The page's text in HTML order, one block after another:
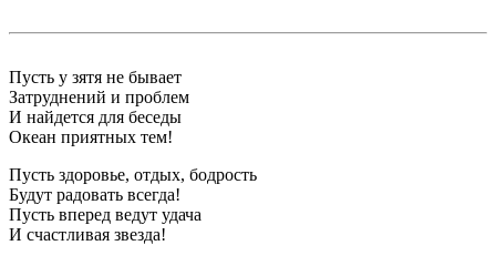
Пусть у зятя не бывает
Затруднений и проблем
И найдется для беседы
Океан приятных тем!
Пусть здоровье, отдых, бодрость
Будут радовать всегда!
Пусть вперед ведут удача
И счастливая звезда!